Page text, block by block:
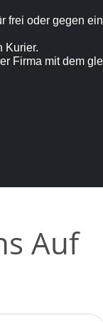
frei oder gegen
Kurier.
Firma mit dem
Auf